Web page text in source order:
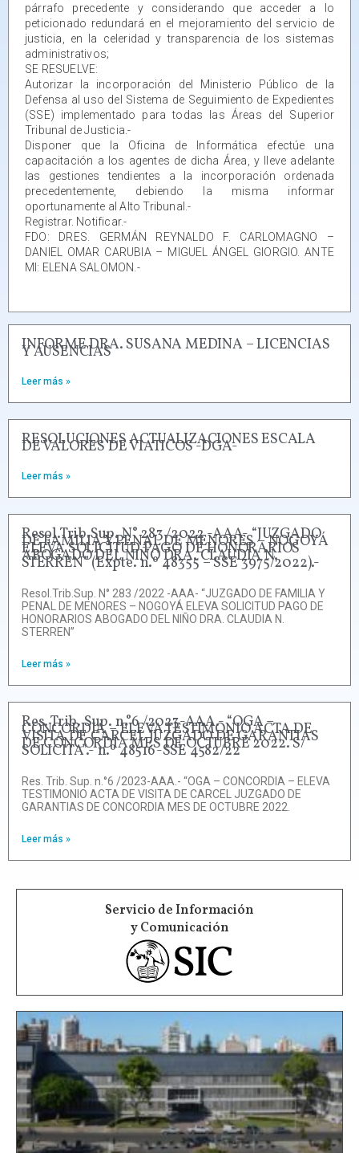
párrafo precedente y considerando que acceder a lo
peticionado redundará en el mejoramiento del servicio de
justicia, en la celeridad y transparencia de los sistemas
administrativos;
SE RESUELVE:
Autorizar la incorporación del Ministerio Público de la
Defensa al uso del Sistema de Seguimiento de Expedientes
(SSE) implementado para todas las Áreas del Superior
Tribunal de Justicia.-
Disponer que la Oficina de Informática efectúe una
capacitación a los agentes de dicha Área, y lleve adelante
las gestiones tendientes a la incorporación ordenada
precedentemente, debiendo la misma informar
oportunamente al Alto Tribunal.-
Registrar. Notificar.-
FDO: DRES. GERMÁN REYNALDO F. CARLOMAGNO –
DANIEL OMAR CARUBIA – MIGUEL ÁNGEL GIORGIO. ANTE
MI: ELENA SALOMON.-
INFORME DRA. SUSANA MEDINA – LICENCIAS
Y AUSENCIAS
Leer más »
RESOLUCIONES ACTUALIZACIONES ESCALA
DE VALORES DE VIATICOS -DGA-
Leer más »
Resol.Trib.Sup. N° 283 /2022 -AAA- “JUZGADO
DE FAMILIA Y PENAL DE MENORES – NOGOYÁ
ELEVA SOLICITUD PAGO DE HONORARIOS
ABOGADO DEL NIÑO DRA. CLAUDIA N.
STERREN” (Expte. n.º 48355 – SSE 3975/2022).-
Resol.Trib.Sup. N° 283 /2022 -AAA- “JUZGADO DE FAMILIA Y
PENAL DE MENORES – NOGOYÁ ELEVA SOLICITUD PAGO DE
HONORARIOS ABOGADO DEL NIÑO DRA. CLAUDIA N.
STERREN”
Leer más »
Res. Trib. Sup. n.°6 /2023-AAA.- “OGA –
CONCORDIA – ELEVA TESTIMONIO ACTA DE
VISITA DE CARCEL JUZGADO DE GARANTIAS
DE CONCORDIA MES DE OCTUBRE 2022. S/
SOLICITA”.- n.º 48516-SSE 4582/22
Res. Trib. Sup. n.°6 /2023-AAA.- “OGA – CONCORDIA – ELEVA
TESTIMONIO ACTA DE VISITA DE CARCEL JUZGADO DE
GARANTIAS DE CONCORDIA MES DE OCTUBRE 2022.
Leer más »
Servicio de Información
y Comunicación